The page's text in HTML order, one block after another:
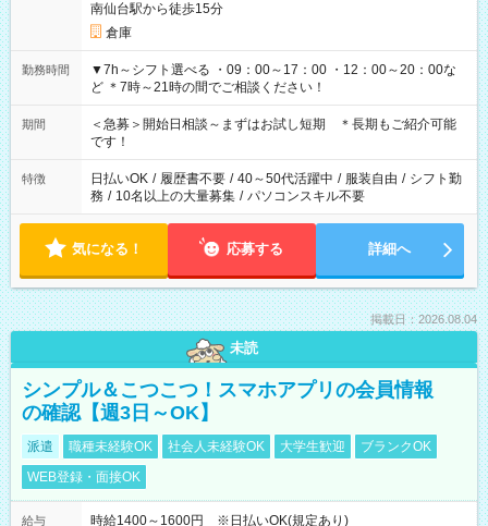
南仙台駅から徒歩15分
倉庫
勤務時間
▼7h～シフト選べる ・09：00～17：00 ・12：00～20：00な
ど ＊7時～21時の間でご相談ください！
期間
＜急募＞開始日相談～まずはお試し短期 ＊長期もご紹介可能
です！
特徴 日払いOK / 履歴書不要 / 40～50代活躍中 / 服装自由 / シフト勤
務 / 10名以上の大量募集 / パソコンスキル不要
気になる！ 応募する 詳細へ
掲載日：2026.08.04
未読
シンプル＆こつこつ！スマホアプリの会員情報
の確認【週3日～OK】
派遣 職種未経験OK 社会人未経験OK 大学生歓迎
ブランクOK
WEB登録・面接OK
給与
時給1400～1600円 ※日払いOK(規定あり)